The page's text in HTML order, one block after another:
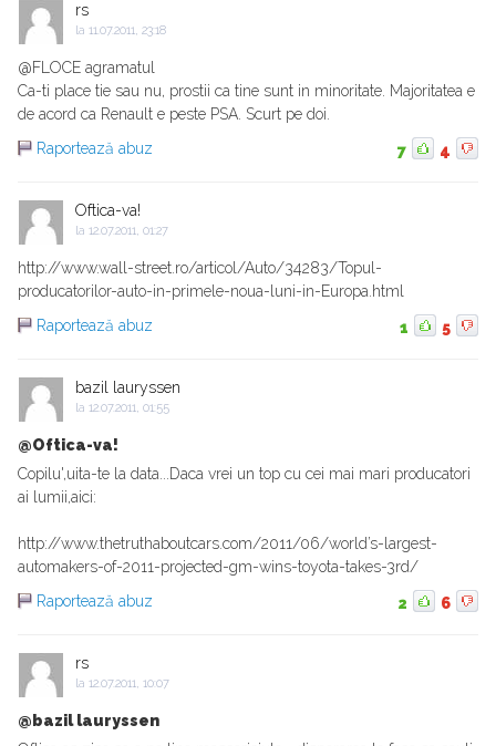
rs
la 11.07.2011, 23:18
@FLOCE agramatul
Ca-ti place tie sau nu, prostii ca tine sunt in minoritate. Majoritatea e
de acord ca Renault e peste PSA. Scurt pe doi.
Raportează abuz
7 4
Oftica-va!
la 12.07.2011, 01:27
http://www.wall-street.ro/articol/Auto/34283/Topul-
producatorilor-auto-in-primele-noua-luni-in-Europa.html
Raportează abuz
1 5
bazil lauryssen
la 12.07.2011, 01:55
@Oftica-va!
Copilu',uita-te la data...Daca vrei un top cu cei mai mari producatori
ai lumii,aici:
http://www.thetruthaboutcars.com/2011/06/world’s-largest-
automakers-of-2011-projected-gm-wins-toyota-takes-3rd/
Raportează abuz
2 6
rs
la 12.07.2011, 10:07
@bazil lauryssen